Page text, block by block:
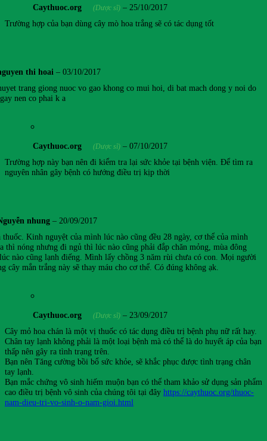
Caythuoc.org (Dược sĩ) – 25/10/2017
Trường hợp của bạn dùng cây mò hoa trắng sẽ có tác dụng tốt
thi hoai – 03/10/2017
trang giong nuoc vo gao khong co mui hoi, di bat mach dong y noi do
nen co phai k a
Caythuoc.org (Dược sĩ) – 07/10/2017
Trường hợp này bạn nên đi kiểm tra lại sức khỏe tại bệnh viện. Để tìm ra
nguyên nhân gây bệnh có hướng điều trị kịp thời
nhung – 20/09/2017
thuốc. Kinh nguyệt của mình lúc nào cũng đều 28 ngày, cơ thể của mình
thì nóng nhưng đi ngủ thì lúc nào cũng phải đắp chăn mỏng, mùa đông
nào cũng lạnh điếng. Mình lấy chồng 3 năm rùi chưa có con. Mọi người
cây mắn trắng này sẽ thay máu cho cơ thể. Có đúng không ạk.
Caythuoc.org (Dược sĩ) – 23/09/2017
Cây mỏ hoa chán là một vị thuốc có tác dụng điều trị bệnh phụ nữ rất hay.
Chân tay lạnh không phải là một loại bệnh mà có thể là do huyết áp của bạn
thấp nên gây ra tình trạng trên.
Bạn nên Tăng cường bồi bổ sức khỏe, sẽ khắc phục được tình trạng chân
tay lạnh.
Bạn mắc chứng vô sinh hiếm muộn bạn có thể tham khảo sử dụng sản phẩm
cao điều trị bệnh vô sinh của chúng tôi tại đây https://caythuoc.org/thuoc-
nam-dieu-tri-vo-sinh-o-nam-gioi.html